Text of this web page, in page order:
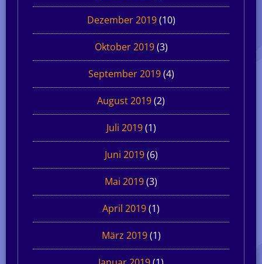
Dezember 2019(10)
Oktober 2019(3)
September 2019(4)
August 2019(2)
Juli 2019(1)
Juni 2019(6)
Mai 2019(3)
April 2019(1)
März 2019(1)